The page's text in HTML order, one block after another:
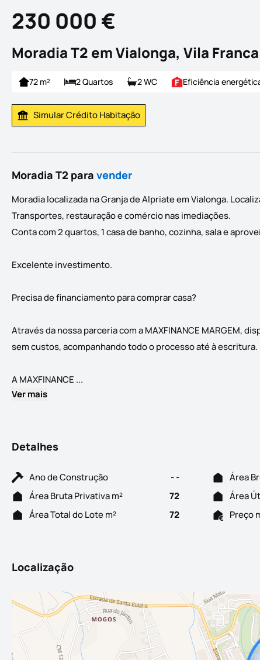
230 000 €
Moradia T2 em Vialonga, Vila
72 m² 2 Quartos 2 WC Eficiência
Simular Prestação
Simular Crédito Habitação
Moradia T2 para vender
Moradia localizada na Granja de Alpriate em Vialonga.
Transportes, restauração e comércio nas imediações.
Conta com 2 quartos, 1 casa de banho, cozinha, sala e
Excelente investimento.
Precisa de financiamento para comprar casa?
Através da nossa parceria com a MAXFINANCE MARGEM,
sem custos, acompanhando todo o processo até à escritura.
A MAXFINANCE ... Moradia localizada na Granja de Alpriate
Ver mais
Detalhes
Ano de Construção - - Área
Área Bruta Privativa m²
72 Área
Área Total do Lote m²
72 Preço
Localização